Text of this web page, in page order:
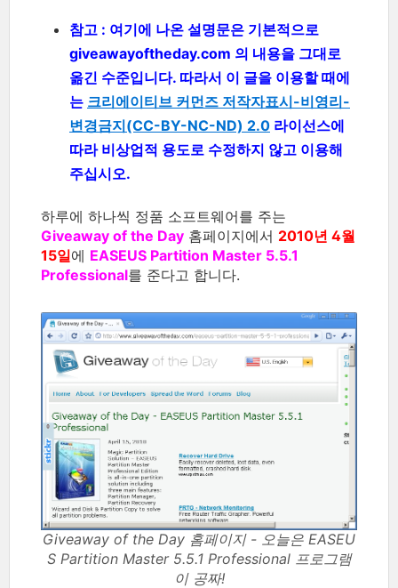
참고 : 여기에 나온 설명문은 기본적으로
giveawayoftheday.com 의 내용을 그대로
옮긴 수준입니다. 따라서 이 글을 이용할 때에
는 크리에이티브 커먼즈 저작자표시-비영리-
변경금지(CC-BY-NC-ND) 2.0 라이선스에
따라 비상업적 용도로 수정하지 않고 이용해
주십시오.
하루에 하나씩 정품 소프트웨어를 주는
Giveaway of the Day 홈페이지에서 2010년 4월
15일에 EASEUS Partition Master 5.5.1
Professional를 준다고 합니다.
Giveaway of the Day 홈페이지 - 오늘은 EASEU
S Partition Master 5.5.1 Professional 프로그램
이 공짜!